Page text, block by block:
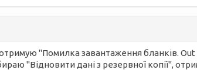
отримую "Помилка завантаження бланків.
"Відновити дані з резервної копії",